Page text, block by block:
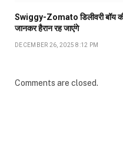
Swiggy-Zomato डिलीवरी बॉय
जानकर हैरान रह जाएंगे
DECEMBER 26, 2025 8:12 PM
Comments are closed.